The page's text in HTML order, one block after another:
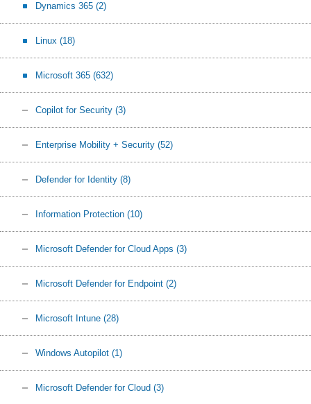
Dynamics 365 (2)
Linux (18)
Microsoft 365 (632)
Copilot for Security (3)
Enterprise Mobility + Security (52)
Defender for Identity (8)
Information Protection (10)
Microsoft Defender for Cloud Apps (3)
Microsoft Defender for Endpoint (2)
Microsoft Intune (28)
Windows Autopilot (1)
Microsoft Defender for Cloud (3)